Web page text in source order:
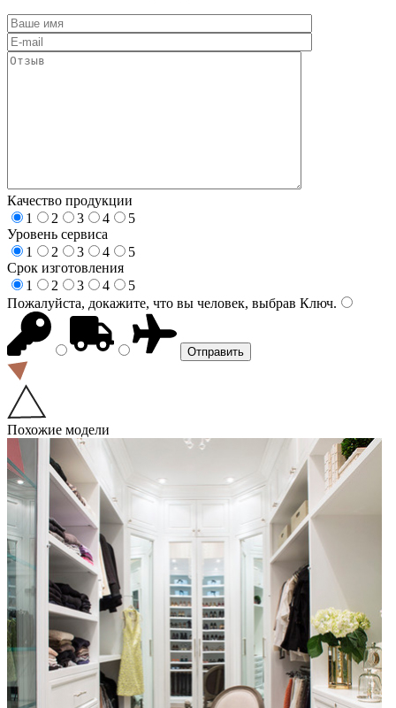
Качество продукции
1
2 3 4
5
Уровень сервиса
1
2 3 4
5
Срок изготовления
1
2 3 4
5
Пожалуйста, докажите, что вы человек, выбрав Ключ.
Похожие модели